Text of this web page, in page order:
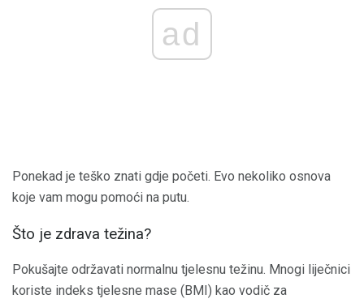
ad
Ponekad je teško znati gdje početi. Evo nekoliko osnova
koje vam mogu pomoći na putu.
Što je zdrava težina?
Pokušajte održavati normalnu tjelesnu težinu. Mnogi liječnici
koriste indeks tjelesne mase (BMI) kao vodič za